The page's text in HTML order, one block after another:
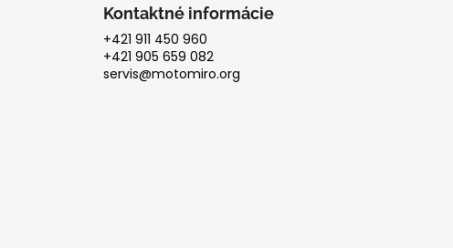
Kontaktné informácie
+421 911 450 960
+421 905 659 082
servis@motomiro.org